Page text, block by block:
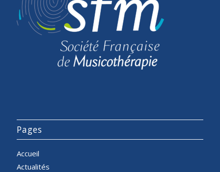
Pages
Accueil
Actualités